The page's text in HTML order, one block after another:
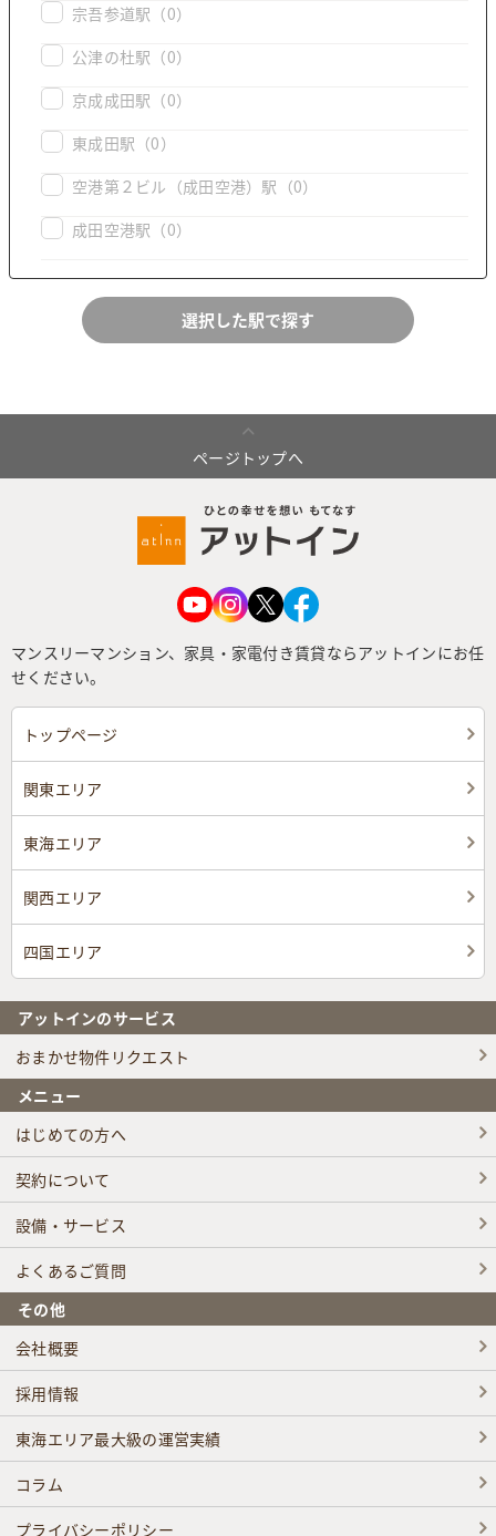
宗吾参道駅 （0）
公津の杜駅 （0）
京成成田駅 （0）
東成田駅 （0）
空港第２ビル（成田空港）駅 （0）
成田空港駅 （0）
ページトップへ
マンスリーマンション、家具・家電付き賃貸ならアットインにお任
せください。
トップページ
関東エリア
東海エリア
関西エリア
四国エリア
アットインのサービス
おまかせ物件リクエスト
メニュー
はじめての方へ
契約について
設備・サービス
よくあるご質問
その他
会社概要
採用情報
東海エリア最大級の運営実績
コラム
プライバシーポリシー